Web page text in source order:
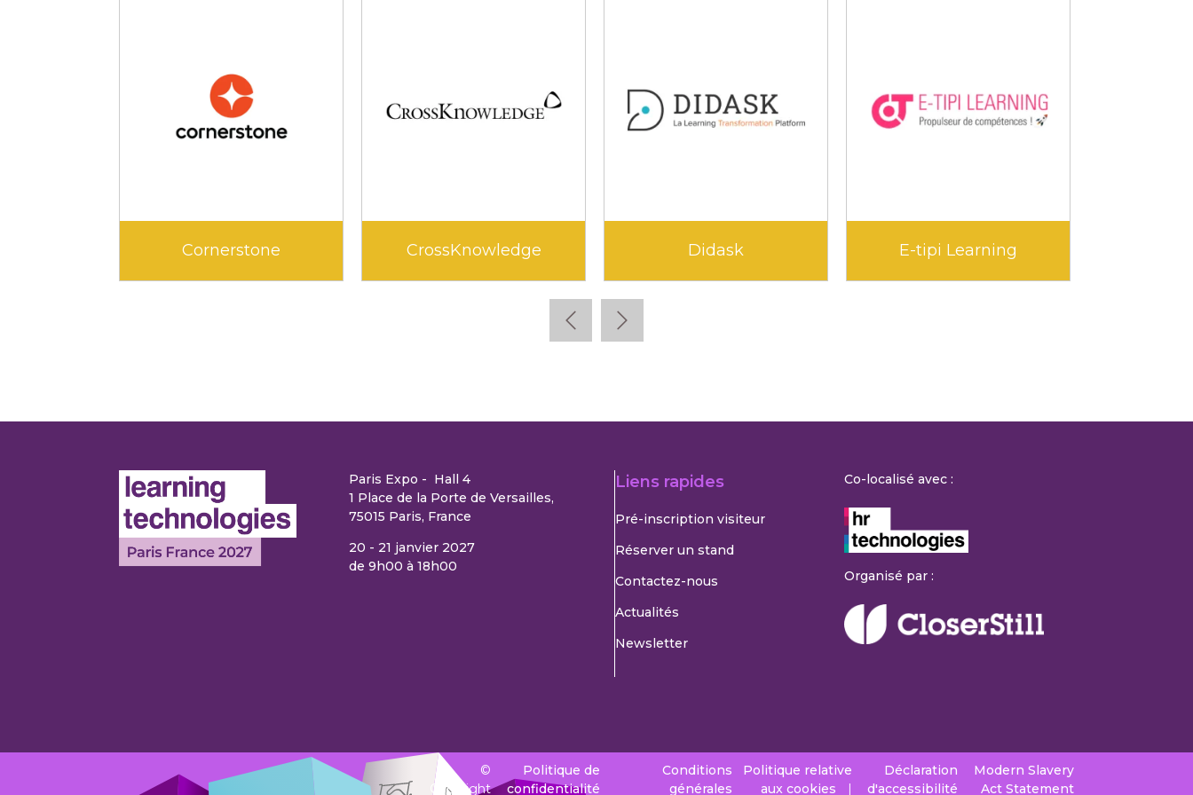
Edunao Kokoroe
Paris Expo - Hall 4
1 Place de la Porte de Versailles,
75015 Paris, France
20 - 21 janvier 2027
de 9h00 à 18h00
Liens rapides
Pré-inscription visiteur
Réserver un stand
Contactez-nous
Actualités
Newsletter
Co-localisé avec :
Organisé par :
©
Copyright
Politique de
confidentialité
Conditions
générales
Politique relative
aux cookies
Déclaration
d'accessibilité
Modern Slavery
Act Statement